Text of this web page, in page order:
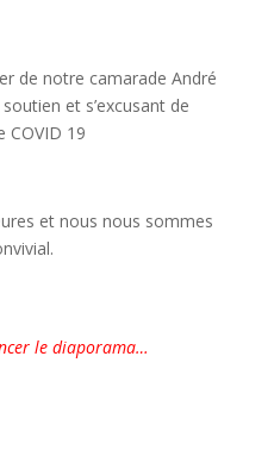
de notre camarade André
et s’excusant de
COVID 19
et nous nous sommes
le diaporama…